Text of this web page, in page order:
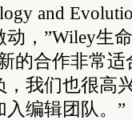
and
，”Wiley生
的合作非常适
，我们也很高
入编辑团队。”